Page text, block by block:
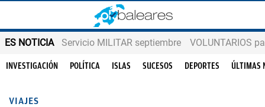
ES NOTICIA Servicio MILITAR septiembre VOLUNTARIOS
INVESTIGACIÓN POLÍTICA ISLAS SUCESOS DEPORTES ÚLTIMAS
VIAJES